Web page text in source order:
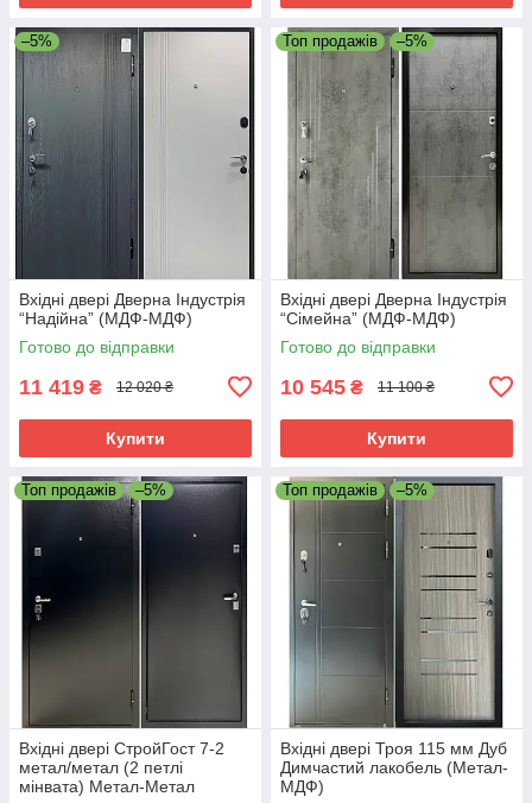
–5%
Вхідні двері Дверна Індустрія
“Надійна” (МДФ-МДФ)
Готово до відправки
11 419 ₴ 12 020 ₴
Купити
Топ продажів –5%
Вхідні двері Дверна Індустрія
“Сімейна” (МДФ-МДФ)
Готово до відправки
10 545 ₴ 11 100 ₴
Купити
Топ продажів –5%
Вхідні двері СтройГост 7-2
метал/метал (2 петлі
мінвата) Метал-Метал
Топ продажів –5%
Вхідні двері Троя 115 мм Дуб
Димчастий лакобель (Метал-
МДФ)